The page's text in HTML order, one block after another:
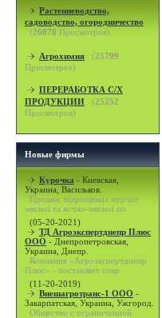
Растениеводство,
садоводство, огородничество
(26070 Просмотров)
Агрохимия (25799
Просмотров)
ПЕРЕРАБОТКА С/Х
ПРОДУКЦИИ
(25252
Просмотров)
Новые фирмы
Курочка - Киевская,
Украина, Васильков.
Продаж підрощених курчат
мясної та яєчно-мясної по
(05-20-2021)
ТД Агроэкспертднепр Плюс
ООО - Днепропетровская,
Украина, Днепр.
Компания «Агроэкспертднепр
Плюс» - поставляет совр
(11-20-2019)
Внешагротранс-1 ООО -
Закарпатская, Украина, Ужгород.
Общество с ограниченной